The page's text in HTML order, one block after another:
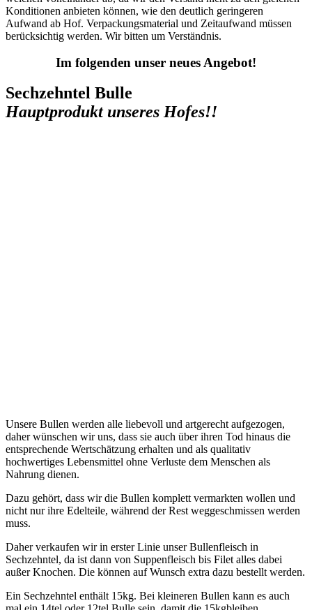
Konditionen anbieten können, wie den deutlich geringeren
Aufwand ab Hof. Verpackungsmaterial und Zeitaufwand müssen
berücksichtig werden. Wir bitten um Verständnis.
Im folgenden unser neues Angebot!
Sechzehntel Bulle
Hauptprodukt unseres Hofes!!
Unsere Bullen werden alle liebevoll und artgerecht aufgezogen,
daher wünschen wir uns, dass sie auch über ihren Tod hinaus die
entsprechende Wertschätzung erhalten und als qualitativ
hochwertiges Lebensmittel ohne Verluste dem Menschen als
Nahrung dienen.
Dazu gehört, dass wir die Bullen komplett vermarkten wollen und
nicht nur ihre Edelteile, während der Rest weggeschmissen werden
muss.
Daher verkaufen wir in erster Linie unser Bullenfleisch in
Sechzehntel, da ist dann von Suppenfleisch bis Filet alles dabei
außer Knochen. Die können auf Wunsch extra dazu bestellt werden.
Ein Sechzehntel enthält 15kg. Bei kleineren Bullen kann es auch